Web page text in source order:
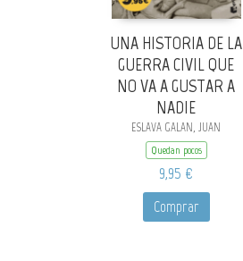
UNA HISTORIA DE LA
GUERRA CIVIL QUE
NO VA A GUSTAR A
NADIE
ESLAVA GALAN, JUAN
Quedan pocos
9,95 €
Comprar